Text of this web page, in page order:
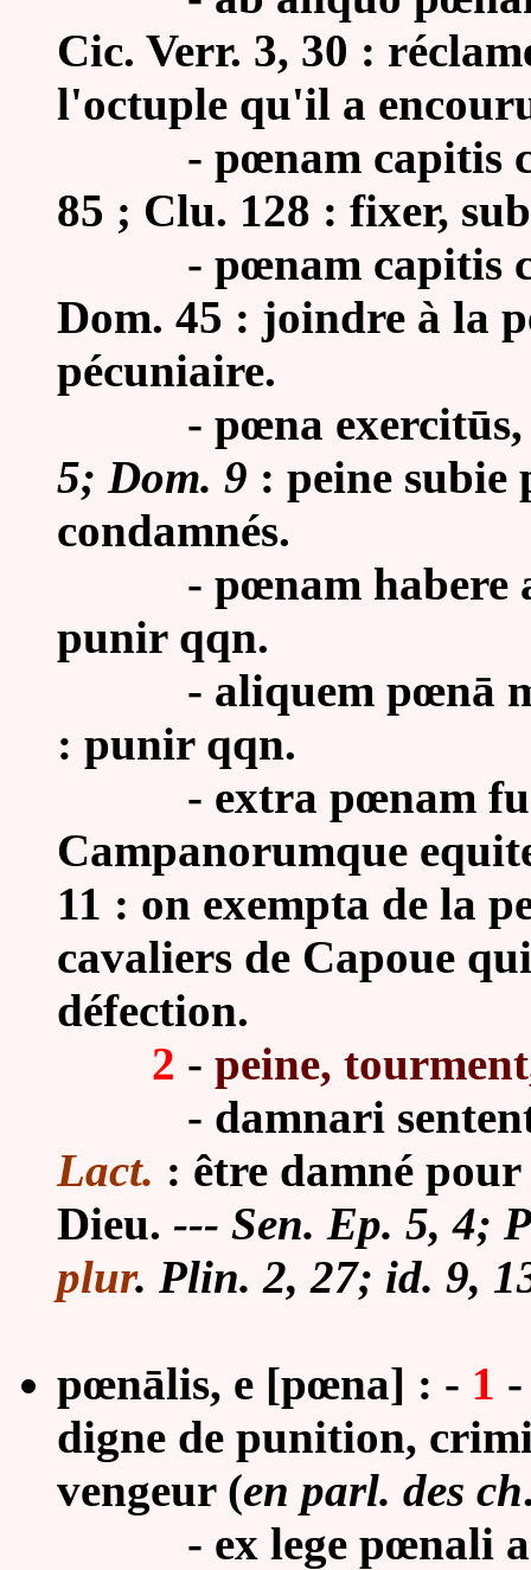
Cic. Verr. 3, 30 :
l'octuple qu'il a
- pœnam capitis
85 ; Clu. 128 : fixer,
- pœnam capitis
Dom. 45 : joindre à la
pécuniaire.
- pœna
5; Dom. 9 : peine subie
condamnés.
- pœnam habere
punir qqn.
- aliquem pœnā
: punir qqn.
- extra pœnam
Campanorumque
11 : on exempta de la
cavaliers de Capoue
défection.
2 - peine,
- damnari
Lact. : être damné
Dieu. --- Sen. Ep. 5, 4;
plur. Plin. 2, 27; id. 9,
pœnālis, e [pœna] : - 1
digne de punition,
vengeur (en parl. des ch
- ex lege pœnali